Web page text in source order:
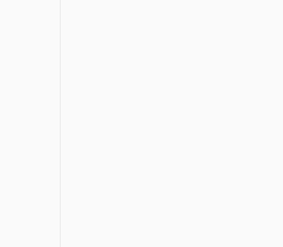
YAIBrokersは通常、取引高が
低入金額は通常5米ドルで、他